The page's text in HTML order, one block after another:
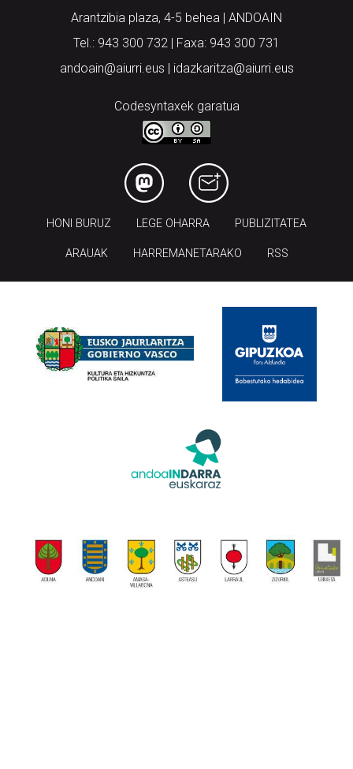
Arantzibia plaza, 4-5 behea | ANDOAIN
Tel.: 943 300 732 | Faxa: 943 300 731
andoain@aiurri.eus | idazkaritza@aiurri.eus
Codesyntaxek garatua
HONI BURUZ LEGE OHARRA PUBLIZITATEA
ARAUAK HARREMANETARAKO RSS